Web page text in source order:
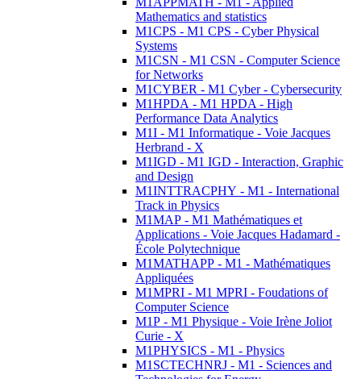
Mathematics and statistics
M1CPS - M1 CPS - Cyber Physical
Systems
M1CSN - M1 CSN - Computer Science
for Networks
M1CYBER - M1 Cyber - Cybersecurity
M1HPDA - M1 HPDA - High
Performance Data Analytics
M1I - M1 Informatique - Voie Jacques
Herbrand - X
M1IGD - M1 IGD - Interaction, Graphic
and Design
M1INTTRACPHY - M1 - International
Track in Physics
M1MAP - M1 Mathématiques et
Applications - Voie Jacques Hadamard -
École Polytechnique
M1MATHAPP - M1 - Mathématiques
Appliquées
M1MPRI - M1 MPRI - Foudations of
Computer Science
M1P - M1 Physique - Voie Irène Joliot
Curie - X
M1PHYSICS - M1 - Physics
M1SCTECHNRJ - M1 - Sciences and